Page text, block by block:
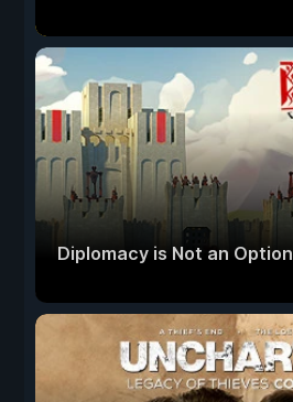
Diplomacy is Not an Option